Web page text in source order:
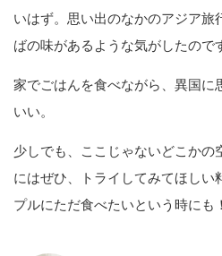
いはず。思い出のなかのアジア旅
ばの味があるような気がしたので
家でごはんを食べながら、異国に
いい。
少しでも、ここじゃないどこかの
にはぜひ、トライしてみてほしい
プルにただ食べたいという時にも！